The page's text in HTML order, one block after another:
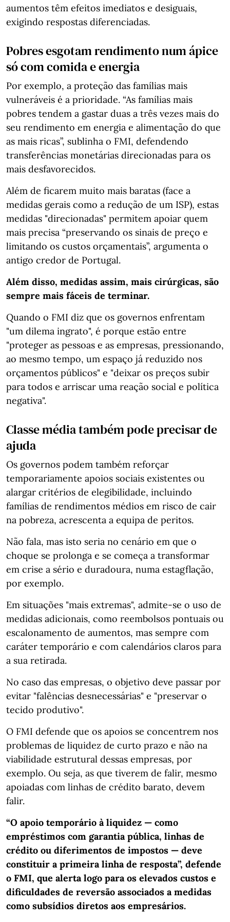
aumentos têm efeitos imediatos e desiguais,
exigindo respostas diferenciadas.
Pobres esgotam rendimento num ápice
só com comida e energia
Por exemplo, a proteção das famílias mais
vulneráveis é a prioridade. “As famílias mais
pobres tendem a gastar duas a três vezes mais do
seu rendimento em energia e alimentação do que
as mais ricas”, sublinha o FMI, defendendo
transferências monetárias direcionadas para os
mais desfavorecidos.
Além de ficarem muito mais baratas (face a
medidas gerais como a redução de um ISP), estas
medidas "direcionadas" permitem apoiar quem
mais precisa “preservando os sinais de preço e
limitando os custos orçamentais”, argumenta o
antigo credor de Portugal.
Além disso, medidas assim, mais cirúrgicas, são
sempre mais fáceis de terminar.
Quando o FMI diz que os governos enfrentam
"um dilema ingrato", é porque estão entre
"proteger as pessoas e as empresas, pressionando,
ao mesmo tempo, um espaço já reduzido nos
orçamentos públicos" e "deixar os preços subir
para todos e arriscar uma reação social e política
negativa".
Classe média também pode precisar de
ajuda
Os governos podem também reforçar
temporariamente apoios sociais existentes ou
alargar critérios de elegibilidade, incluindo
famílias de rendimentos médios em risco de cair
na pobreza, acrescenta a equipa de peritos.
Não fala, mas isto seria no cenário em que o
choque se prolonga e se começa a transformar
em crise a sério e duradoura, numa estagflação,
por exemplo.
Em situações "mais extremas", admite-se o uso de
medidas adicionais, como reembolsos pontuais ou
escalonamento de aumentos, mas sempre com
caráter temporário e com calendários claros para
a sua retirada.
No caso das empresas, o objetivo deve passar por
evitar "falências desnecessárias" e "preservar o
tecido produtivo".
O FMI defende que os apoios se concentrem nos
problemas de liquidez de curto prazo e não na
viabilidade estrutural dessas empresas, por
exemplo. Ou seja, as que tiverem de falir, mesmo
apoiadas com linhas de crédito barato, devem
falir.
“O apoio temporário à liquidez — como
empréstimos com garantia pública, linhas de
crédito ou diferimentos de impostos — deve
constituir a primeira linha de resposta”, defende
o FMI, que alerta logo para os elevados custos e
dificuldades de reversão associados a medidas
como subsídios diretos aos empresários.